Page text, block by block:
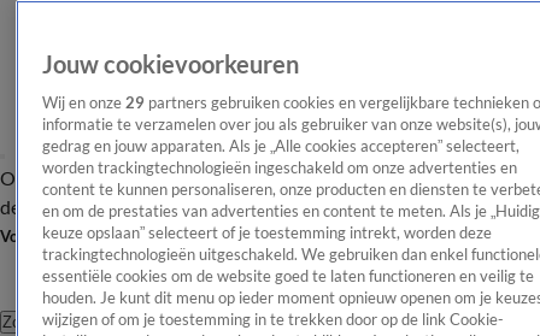
OverzichtAfleveringen Entertainment TV Algemeen
Tip
de redactieNieuwsbrief
Volg Shownieuws
Zoeken
Jouw cookievoorkeuren
Wij en onze 29 partners gebruiken cookies en vergelijkbare technieken
informatie te verzamelen over jou als gebruiker van onze website(s),
gedrag en jouw apparaten. Als je „Alle cookies accepteren” selecteert,
worden trackingtechnologieën ingeschakeld om onze advertenties en
content te kunnen personaliseren, onze producten en diensten te
en om de prestaties van advertenties en content te meten. Als je
keuze opslaan” selecteert of je toestemming intrekt, worden deze
trackingtechnologieën uitgeschakeld. We gebruiken dan enkel
essentiële cookies om de website goed te laten functioneren en veilig te
houden. Je kunt dit menu op ieder moment opnieuw openen om je
wijzigen of om je toestemming in te trekken door op de link Cookie-